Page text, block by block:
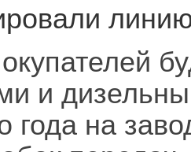
и
года на